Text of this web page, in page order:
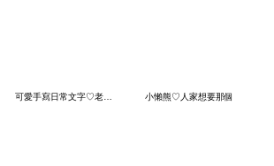
可愛手寫日常文字♡老婆♡ 小懶熊♡人家想要那個